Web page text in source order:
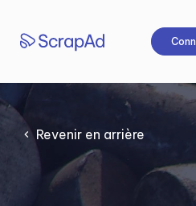
contenu
Revenir en arrière